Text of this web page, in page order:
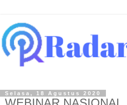
Selasa, 18 Agustus 2020